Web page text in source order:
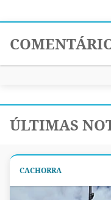
ÚLTIMAS
CACHORRA